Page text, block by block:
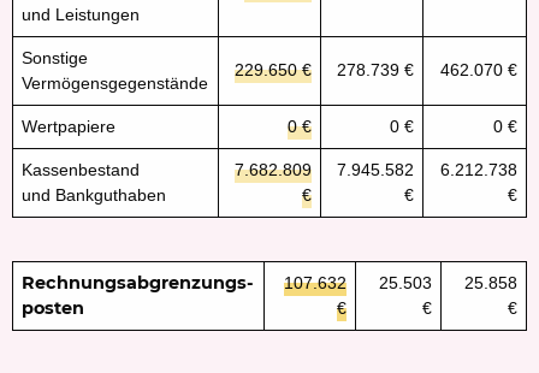
und Leistungen
Sonstige
Vermögensgegenstände
229.650 € 278.739 € 462.070 €
Wertpapiere 0 € 0 € 0 €
Kassenbestand
und Bankguthaben
7.682.809
€
7.945.582
€
6.212.738
€
Rechnungsabgrenzungs-
posten
107.632
€
25.503
€
25.858
€